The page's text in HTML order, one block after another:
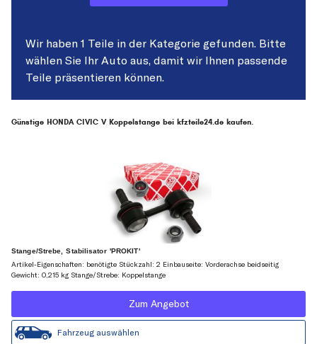
Wir haben 1 Teile in der Kategorie gefunden. Bitte
wählen Sie Ihr Auto aus, damit wir Ihnen passende
Teile präsentieren können.
Günstige HONDA CIVIC V Koppelstange bei kfzteile24.de kaufen.
Stange/Strebe, Stabilisator 'PROKIT'
Artikel-Eigenschaften: benötigte Stückzahl: 2 Einbauseite: Vorderachse beidseitig
Gewicht: 0,215 kg Stange/Strebe: Koppelstange
Zum Angebot
Fahrzeug auswählen